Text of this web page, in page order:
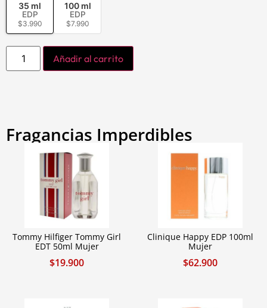
35 ml
EDP
$3.990
100 ml
EDP
$7.990
Añadir al carrito
Fragancias Imperdibles
Tommy Hilfiger Tommy Girl
EDT 50ml Mujer
$19.900
Clinique Happy EDP 100ml
Mujer
$62.900